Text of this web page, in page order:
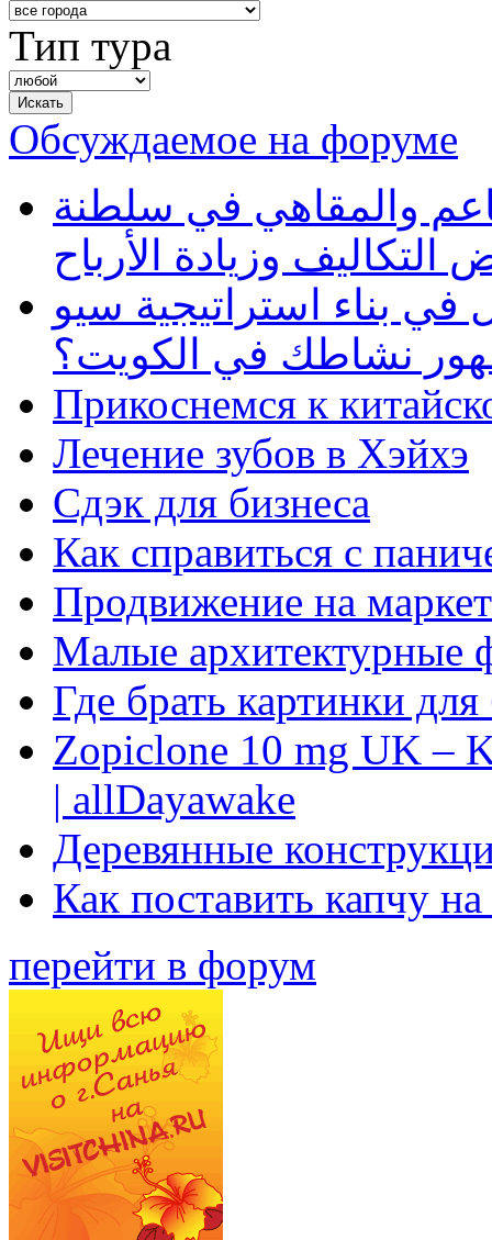
Тип тура
Обсуждаемое на форуме
والمقاهي في سلطنة
وزيادة الأرباح
بناء استراتيجية سيو
نشاطك في الكويت؟
Прикоснемся к
Лечение зубов в Хэйхэ
Сдэк для бизнеса
Как справиться с
Продвижение на
Малые архитектурные
Где брать картинки
Zopiclone 10 mg UK –
| allDayawake
Деревянные
Как поставить капчу
перейти в форум